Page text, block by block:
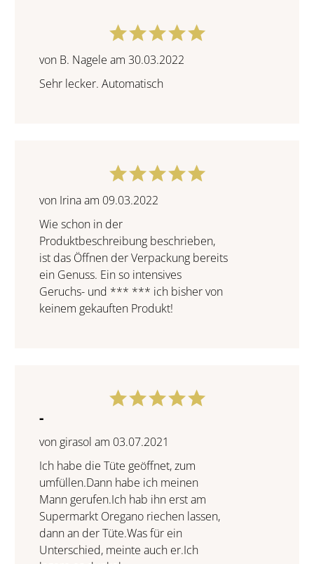
von B. Nagele am 30.03.2022
Sehr lecker. Automatisch
von Irina am 09.03.2022
Wie schon in der
Produktbeschreibung beschrieben,
ist das Öffnen der Verpackung bereits
ein Genuss. Ein so intensives
Geruchs- und *** *** ich bisher von
keinem gekauften Produkt!
-
von girasol am 03.07.2021
Ich habe die Tüte geöffnet, zum
umfüllen.Dann habe ich meinen
Mann gerufen.Ich hab ihn erst am
Supermarkt Oregano riechen lassen,
dann an der Tüte.Was für ein
Unterschied, meinte auch er.Ich